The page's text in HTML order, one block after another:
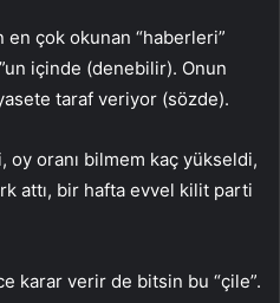
en çok okunan “haberleri”
içinde (denebilir). Onun
taraf veriyor (sözde).
oy oranı bilmem kaç yükseldi,
attı, bir hafta evvel kilit parti
karar verir de bitsin bu “çile”.